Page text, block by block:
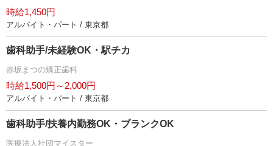
時給1,450円
アルバイト・パート / 東京都
歯科助手/未経験OK・駅チカ
赤坂まつの矯正歯科
時給1,500円～2,000円
アルバイト・パート / 東京都
歯科助手/扶養内勤務OK・ブランクOK
医療法人社団マイスター